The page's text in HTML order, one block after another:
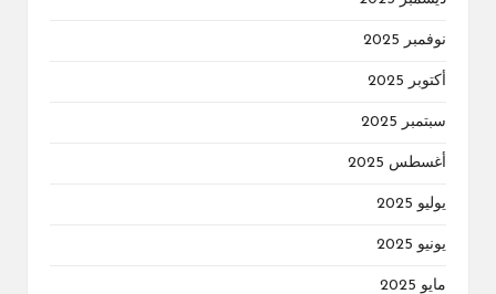
نوفمبر 2025
أكتوبر 2025
سبتمبر 2025
أغسطس 2025
يوليو 2025
يونيو 2025
مايو 2025